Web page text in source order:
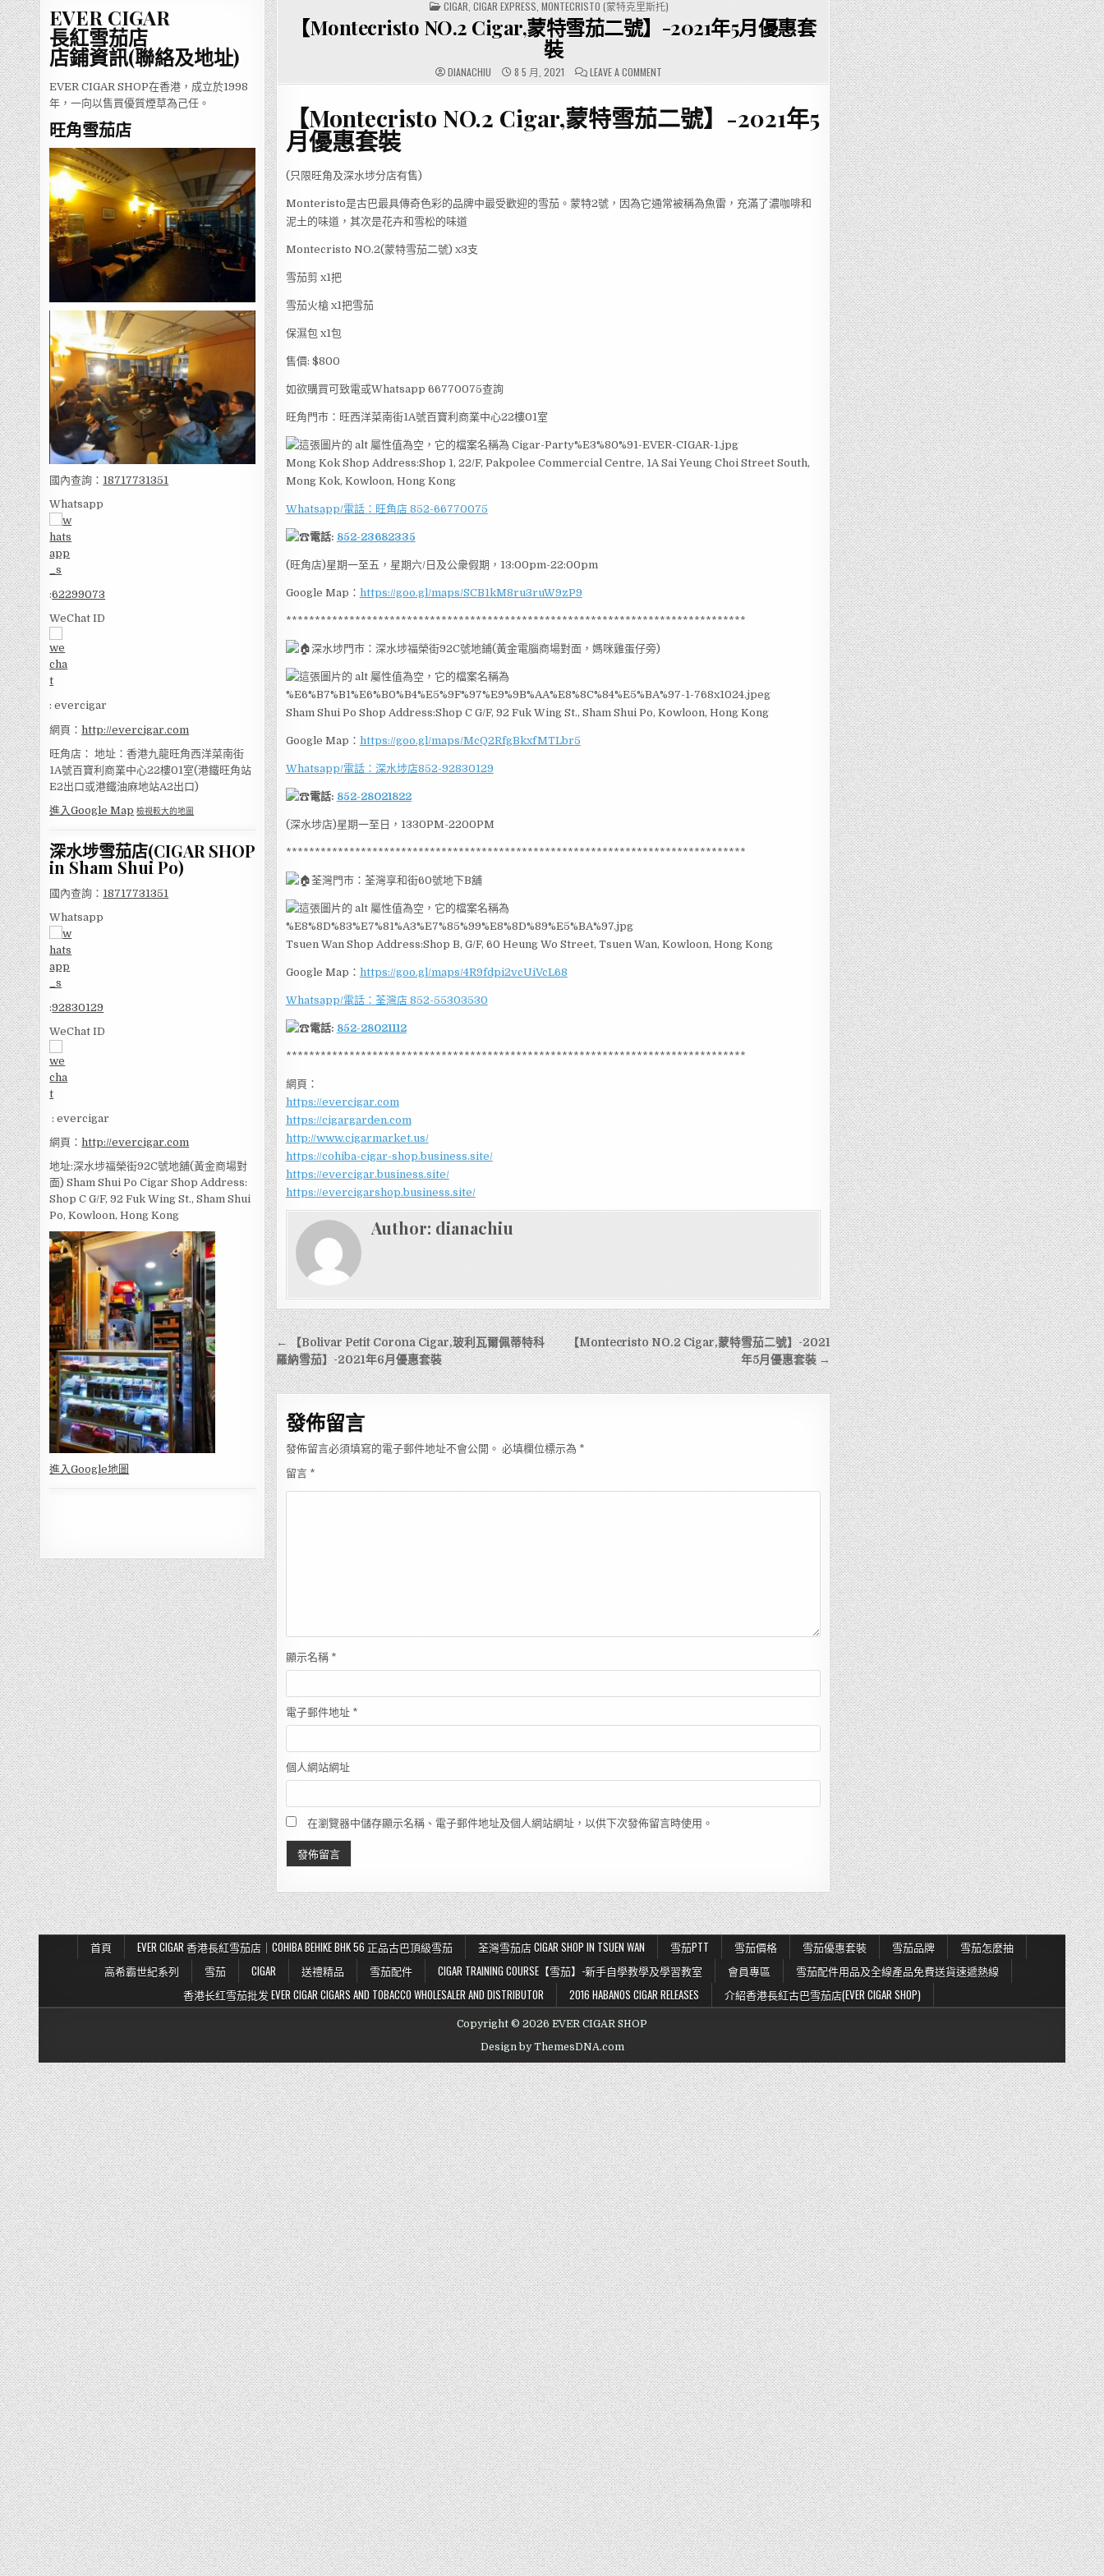
EVER CIGAR
長紅雪茄店
店鋪資訊(聯絡及地址)
EVER CIGAR SHOP在香港，成立於1998
年，一向以售買優質煙草為己任。
旺角雪茄店
國內查詢： 18717731351
Whatsapp
:62299073
WeChat ID
: evercigar
網頁：http://evercigar.com
旺角店： 地址：香港九龍旺角西洋菜南街
1A號百寶利商業中心22樓01室(港鐵旺角站
E2出口或港鐵油麻地站A2出口)
進入Google Map 檢視較大的地圖
深水埗雪茄店(CIGAR SHOP
in Sham Shui Po)
國內查詢： 18717731351
Whatsapp
:92830129
WeChat ID
: evercigar
網頁：http://evercigar.com
地址:深水埗福榮街92C號地舖(黃金商場對
面) Sham Shui Po Cigar Shop Address:
Shop C G/F, 92 Fuk Wing St., Sham Shui
Po, Kowloon, Hong Kong
進入Google地圖
POSTED
IN
CIGAR CIGAR EXPRESS MONTECRISTO (蒙特克里斯托)
【Montecristo NO.2 Cigar,蒙特雪茄二號】-2021年5月優惠套
裝
DIANACHIU 8 5 月, 2021 LEAVE A COMMENT
【MONTECRISTO
蒙
特
雪
優
惠
【Montecristo NO.2 Cigar,蒙特雪茄二號】-2021年5
月優惠套裝
(只限旺⻆及深水埗分店有售)
Monteristo是古巴最具傳奇色彩的品牌中最受歡迎的雪茄。蒙特2號，因為它通常被稱為魚雷，充滿了濃咖啡和
泥土的味道，其次是花卉和雪松的味道
Montecristo NO.2(蒙特雪茄二號) x3支
雪茄剪 x1把
雪茄火槍 x1把雪茄
保濕包 x1包
售價: $800
如欲購買可致電或Whatsapp 66770075查詢
旺角門市：旺西洋菜南街1A號百寶利商業中心22樓01室
Mong Kok Shop Address:Shop 1, 22/F, Pakpolee Commercial Centre, 1A Sai Yeung Choi Street South,
Mong Kok, Kowloon, Hong Kong
Whatsapp/電話：旺角店 852-66770075
電話: 852-23682335
(旺角店)星期一至五，星期六/日及公衆假期，13:00pm-22:00pm
Google Map： https://goo.gl/maps/SCB1kM8ru3ruW9zP9
********************************************************************************
深水埗門市：深水埗福榮街92C號地鋪(黃金電腦商場對面，媽咪雞蛋仔旁)
Sham Shui Po Shop Address:Shop C G/F, 92 Fuk Wing St., Sham Shui Po, Kowloon, Hong Kong
Google Map： https://goo.gl/maps/McQ2RfgBkxfMTLbr5
Whatsapp/電話：深水埗店852-92830129
電話: 852-28021822
(深水埗店)星期一至日，1330PM-2200PM
********************************************************************************
荃灣門市：荃灣享和街60號地下B舖
Tsuen Wan Shop Address:Shop B, G/F, 60 Heung Wo Street, Tsuen Wan, Kowloon, Hong Kong
Google Map： https://goo.gl/maps/4R9fdpi2vcUiVcL68
Whatsapp/電話：荃灣店 852-55303530
電話: 852-28021112
********************************************************************************
網頁：
https://evercigar.com
https://cigargarden.com
http://www.cigarmarket.us/
https://cohiba-cigar-shop.business.site/
https://evercigar.business.site/
https://evercigarshop.business.site/
Author: dianachiu
文
章
導
覽
【Montecristo NO.2 Cigar,蒙特雪茄二號】-2021
年5月優惠套裝 →
← 【Bolivar Petit Corona Cigar,玻利瓦爾佩蒂特科
羅納雪茄】-2021年6月優惠套裝
發佈留言
發佈留言必須填寫的電子郵件地址不會公開。 必填欄位標示為 *
留言 *
顯示名稱 *
電子郵件地址 *
個人網站網址
在瀏覽器中儲存顯示名稱、電子郵件地址及個人網站網址，以供下次發佈留言時使用。
首頁 EVER CIGAR 香港長紅雪茄店｜COHIBA BEHIKE BHK 56 正品古巴頂級雪茄 荃灣雪茄店 CIGAR SHOP IN TSUEN WAN 雪茄PTT 雪茄價格 雪茄優惠套裝 雪茄品牌
雪茄怎麼抽
高希霸世紀系列
雪茄 CIGAR 送禮精品 雪茄配件 CIGAR TRAINING COURSE【雪茄】-新手自學教學及學習教室 會員專區
雪茄配件用品及全線產品免費送貨速遞熱線
香港长红雪茄批发 EVER CIGAR CIGARS AND TOBACCO WHOLESALER AND DISTRIBUTOR
2016 HABANOS CIGAR RELEASES 介紹香港長紅古巴雪茄店(EVER CIGAR SHOP)
Copyright © 2026 EVER CIGAR SHOP
Design by ThemesDNA.com